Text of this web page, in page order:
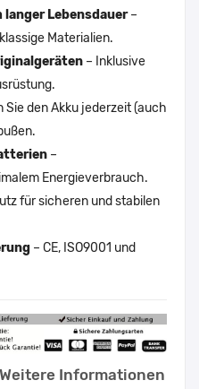
Lebensdauer–
Materialien.
– Inklusive
Sie den Akku jederzeit (auch
–
Energieverbrauch.
für sicheren und stabilen
– CE, ISO9001 und
Weitere Informationen